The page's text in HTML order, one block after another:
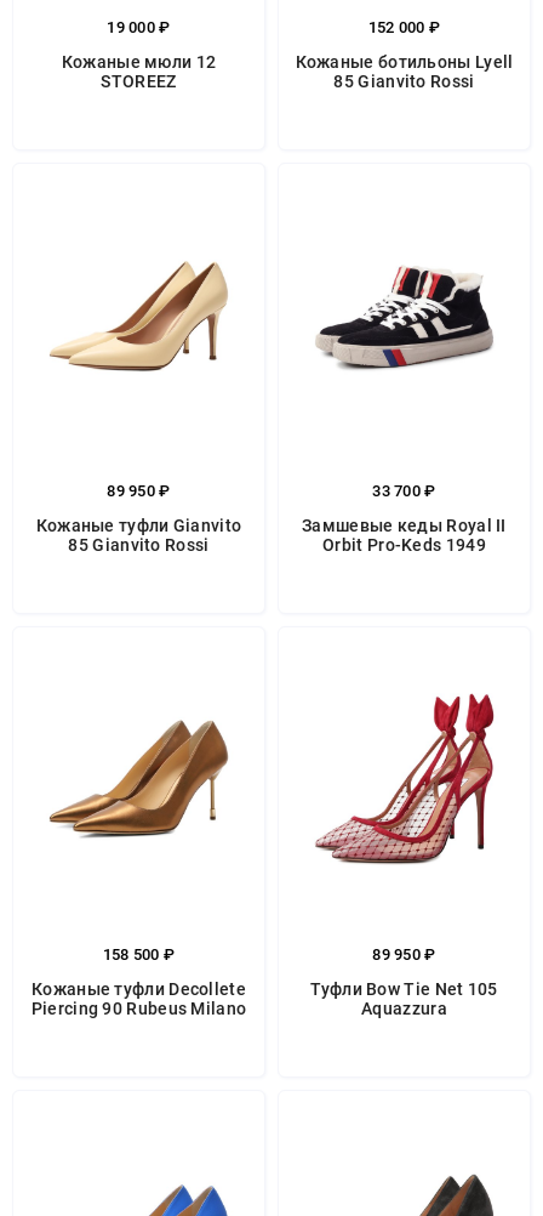
19 000 ₽
Кожаные мюли 12
STOREEZ
152 000 ₽
Кожаные ботильоны Lyell
85 Gianvito Rossi
89 950 ₽
Кожаные туфли Gianvito
85 Gianvito Rossi
33 700 ₽
Замшевые кеды Royal II
Orbit Pro-Keds 1949
158 500 ₽
Кожаные туфли Decollete
Piercing 90 Rubeus Milano
89 950 ₽
Туфли Bow Tie Net 105
Aquazzura